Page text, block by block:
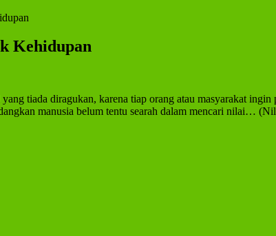
Kehidupan
tiada diragukan, karena tiap orang atau masyarakat
manusia belum tentu searah dalam mencari nilai…